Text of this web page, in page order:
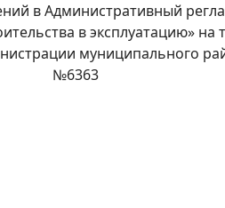
в Административный
в эксплуатацию»
муниципального
№6363